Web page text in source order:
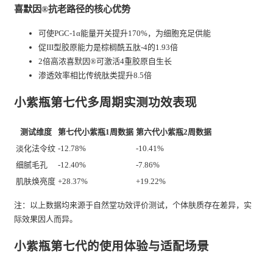
喜默因®抗老路径的核心优势
可使PGC-1α能量开关提升170%，为细胞充足供能
促III型胶原能力是棕榈酰五肽-4的1.93倍
2倍高浓喜默因®可激活4重胶原自生长
渗透效率相比传统肽类提升8.5倍
小紫瓶第七代多周期实测功效表现
测试维度 第七代小紫瓶1周数据 第六代小紫瓶2周数据
淡化法令纹 -12.78%
-10.41%
细腻毛孔
-12.40%
-7.86%
肌肤焕亮度 +28.37% +19.22%
注：以上数据均来源于自然堂功效评价测试，个体肤质存在差异，实
际效果因人而异。
小紫瓶第七代的使用体验与适配场景